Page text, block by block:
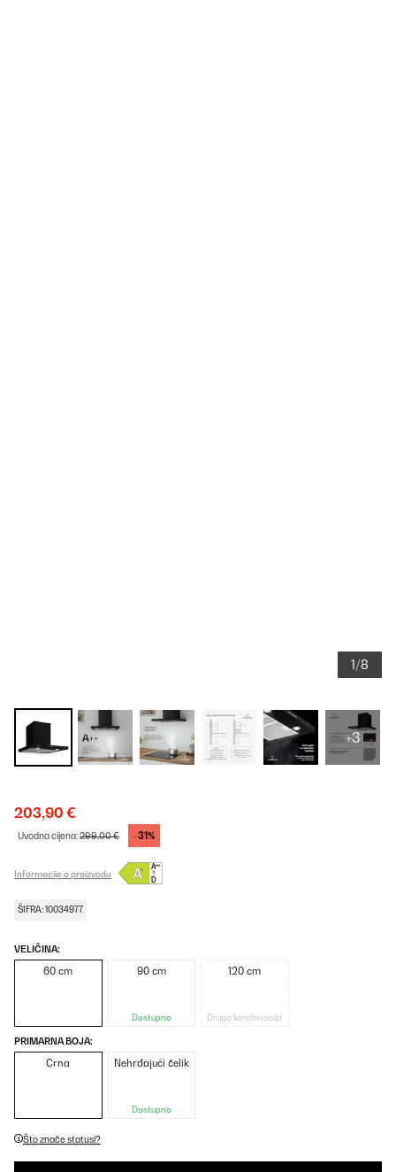
1/8
+3
203,90 €
Uvodna cijena:299,00 € -31%
Informacije o proizvodu
ŠIFRA: 10034977
VELIČINA:
60 cm 90 cm
Dostupno
120 cm
Druga kombinacija
PRIMARNA BOJA:
Crna Nehrđajući čelik
Dostupno
Što znače statusi?